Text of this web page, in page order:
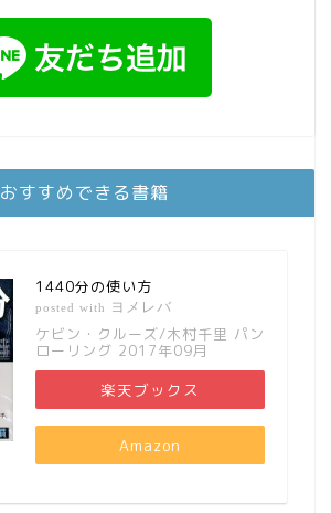
おすすめできる書籍
1440分の使い方
posted with ヨメレバ
ケビン・クルーズ/木村千里 パン
ローリング 2017年09月
楽天ブックス
Amazon